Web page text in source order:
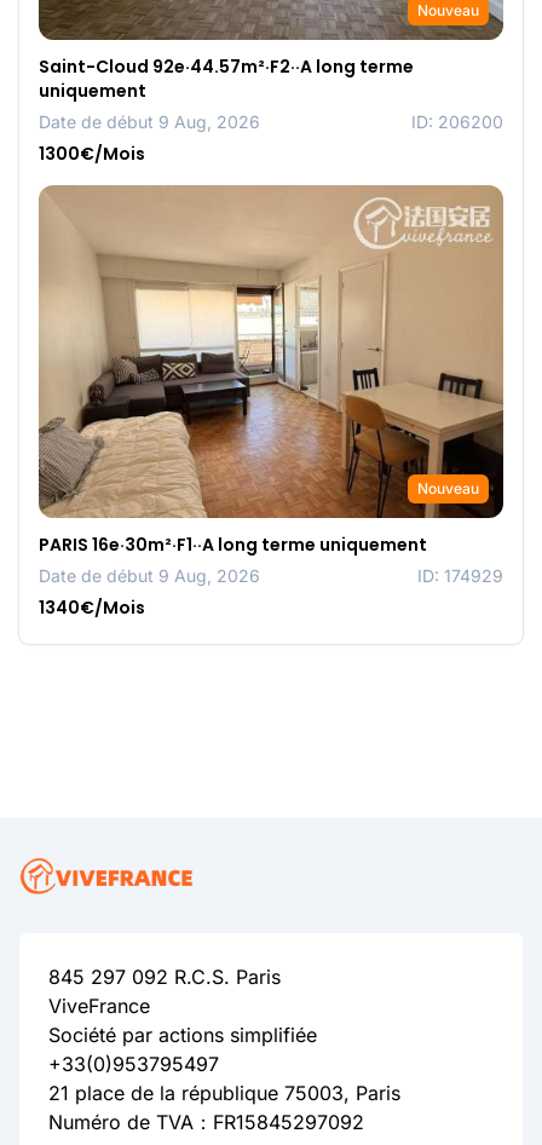
Nouveau
Saint-Cloud 92e·44.57m²·F2··A long terme
uniquement
Date de début 9 Aug, 2026 ID: 206200
1300€/Mois
Nouveau
PARIS 16e·30m²·F1··A long terme uniquement
Date de début 9 Aug, 2026 ID: 174929
1340€/Mois
845 297 092 R.C.S. Paris
ViveFrance
Société par actions simplifiée
+33(0)953795497
21 place de la république 75003, Paris
Numéro de TVA：FR15845297092